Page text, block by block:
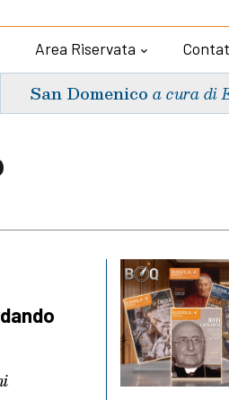
Area Riservata
San Domenico a cura di